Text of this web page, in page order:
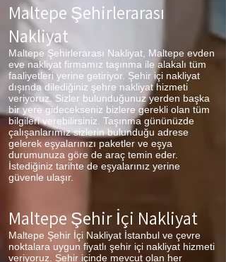
Maltepe Şehirlerarası
Nakliyat
Maltepe Şehirlerarası Nakliyat, Maltepe evden
eve nakliyat firmamız taşınma ile alakalı tüm
faaliyetleri yerine getiriyor. Şehir içi nakliyat
dışında dilediğiniz şehre nakliyat hizmeti
veriyoruz. Sizler bulunduğunuz yerden başka
bir yere gidecekseniz bizlere gerekli olan tüm
bilgileri verebilirsiniz. Taşınma gününüzde
çalışanlarımız sizlerin bulunduğu adrese
gelerek eşyalarınızı paketler ve eşya
durumunuza göre de araç temin eder.
İstediğiniz tarihte de eşyalarınız yerine
güvenle ulaşır.
Maltepe Şehir İçi Nakliyat
Maltepe Şehir İçi Nakliyat İstanbul ve çevre
noktalara uygun fiyatlı şehir içi nakliyat hizmeti
veriyoruz. Şehir içinde mevcut olan her